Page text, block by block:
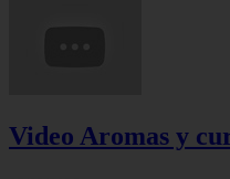
Video Aromas y